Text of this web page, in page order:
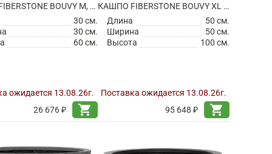
КАШПО FIBERSTONE BOUVY M, TAUPE
30 см.
30 см.
60 см.
ожидается 13.08.26г.
26 676 ₽
shopping_cart
КАШПО FIBERSTONE BOUVY XL BLACK
Длина
50 см.
Ширина
50 см.
Высота
100 см.
Поставка ожидается 13.08.26г.
95 648 ₽
shopping_cart